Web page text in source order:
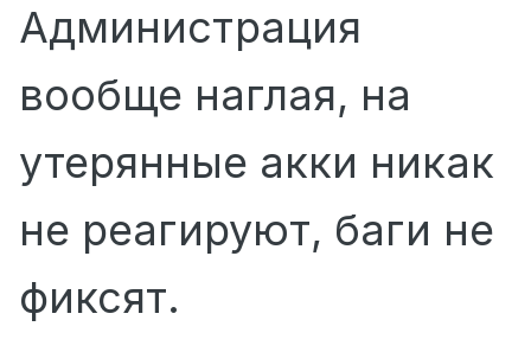
Администрация
вообще наглая, на
утерянные акки никак
не реагируют, баги не
фиксят.